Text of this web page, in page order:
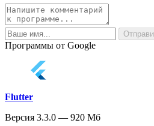
Программы от Google
Flutter
Версия 3.3.0 — 920 Мб